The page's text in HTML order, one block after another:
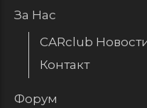
За Нас
CARclub
Контакт
Форум